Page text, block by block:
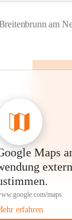
am
Maps
maps
erfahren